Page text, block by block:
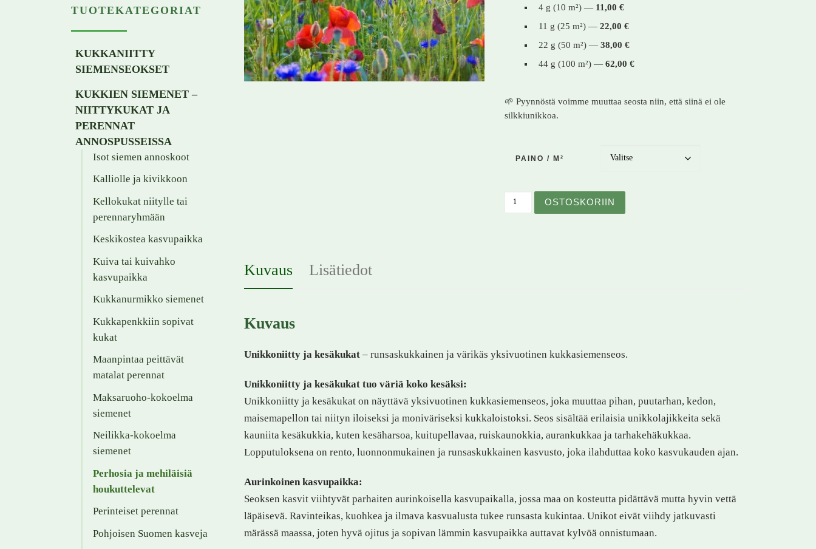
4 g (10 m²) — 11,00 €
11 g (25 m²) — 22,00 €
22 g (50 m²) — 38,00 €
44 g (100 m²) — 62,00 €
🌱 Pyynnöstä voimme muuttaa seosta niin, että siinä ei ole
silkkiunikkoa.
PAINO / M²
OSTOSKORIIN
Kuvaus Lisätiedot
Kuvaus
Unikkoniitty ja kesäkukat – runsaskukkainen ja värikäs yksivuotinen kukkasiemenseos.
Unikkoniitty ja kesäkukat tuo väriä koko kesäksi:
Unikkoniitty ja kesäkukat on näyttävä yksivuotinen kukkasiemenseos, joka muuttaa pihan, puutarhan, kedon,
maisemapellon tai niityn iloiseksi ja moniväriseksi kukkaloistoksi. Seos sisältää erilaisia unikkolajikkeita sekä
kauniita kesäkukkia, kuten kesäharsoa, kuitupellavaa, ruiskaunokkia, aurankukkaa ja tarhakehäkukkaa.
Lopputuloksena on rento, luonnonmukainen ja runsaskukkainen kasvusto, joka ilahduttaa koko kasvukauden ajan.
Aurinkoinen kasvupaikka:
Seoksen kasvit viihtyvät parhaiten aurinkoisella kasvupaikalla, jossa maa on kosteutta pidättävä mutta hyvin vettä
läpäisevä. Ravinteikas, kuohkea ja ilmava kasvualusta tukee runsasta kukintaa. Unikot eivät viihdy jatkuvasti
märässä maassa, joten hyvä ojitus ja sopivan lämmin kasvupaikka auttavat kylvöä onnistumaan.
TUOTEKATEGORIAT
KUKKANIITTY
SIEMENSEOKSET
KUKKIEN SIEMENET –
NIITTYKUKAT JA
PERENNAT
ANNOSPUSSEISSA
Isot siemen annoskoot
Kalliolle ja kivikkoon
Kellokukat niitylle tai
perennaryhmään
Keskikostea kasvupaikka
Kuiva tai kuivahko
kasvupaikka
Kukkanurmikko siemenet
Kukkapenkkiin sopivat
kukat
Maanpintaa peittävät
matalat perennat
Maksaruoho-kokoelma
siemenet
Neilikka-kokoelma
siemenet
Perhosia ja mehiläisiä
houkuttelevat
Perinteiset perennat
Pohjoisen Suomen kasveja